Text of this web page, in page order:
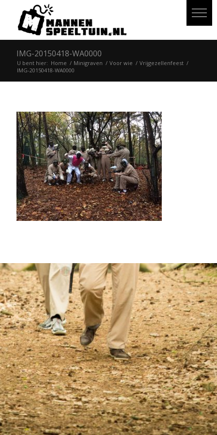
IMG-20150418-WA0000
U bent hier: Home / Minigraven / Voor wie / Vrijgezellenfeest /
IMG-20150418-WA0000